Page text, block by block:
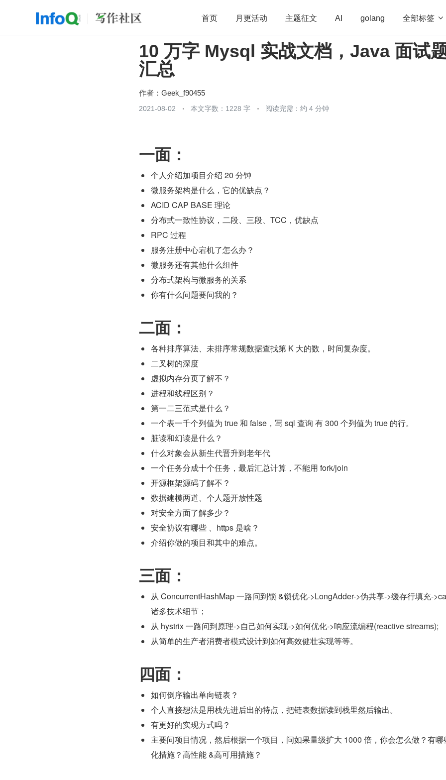
首页 月更活动 主题征文 AI golang 全部标签 
开源 架构 OpenHarmony 算法 学习方法 Web3.0 高
团队管理
10 万字 Mysql 实战文档，Java 面试
汇总
作者： Geek_f90455
2021-08-02 本文字数：1228 字 阅读完需：约 4 分钟
一面：
个人介绍加项目介绍 20 分钟
微服务架构是什么，它的优缺点？
ACID CAP BASE 理论
分布式一致性协议，二段、三段、TCC，优缺点
RPC 过程
服务注册中心宕机了怎么办？
微服务还有其他什么组件
分布式架构与微服务的关系
你有什么问题要问我的？
二面：
各种排序算法、未排序常规数据查找第 K 大的数，时间复杂度。
二叉树的深度
虚拟内存分页了解不？
进程和线程区别？
第一二三范式是什么？
一个表一千个列值为 true 和 false，写 sql 查询 有 300 个列值为 true 的行。
脏读和幻读是什么？
什么对象会从新生代晋升到老年代
一个任务分成十个任务，最后汇总计算，不能用 fork/join
开源框架源码了解不？
数据建模两道、个人题开放性题
对安全方面了解多少？
安全协议有哪些 、https 是啥？
介绍你做的项目和其中的难点。
三面：
从 ConcurrentHashMap 一路问到锁 &锁优化->LongAdder->伪共享->缓存行填充-
诸多技术细节；
从 hystrix 一路问到原理->自己如何实现->如何优化->响应流编程(reactive streams);
从简单的生产者消费者模式设计到如何高效健壮实现等等。
四面：
如何倒序输出单向链表？
个人直接想法是用栈先进后出的特点，把链表数据读到栈里然后输出。
有更好的实现方式吗？
主要问项目情况，然后根据一个项目，问如果量级扩大 1000 倍，你会怎么做？有哪
化措施？高性能 &高可用措施？